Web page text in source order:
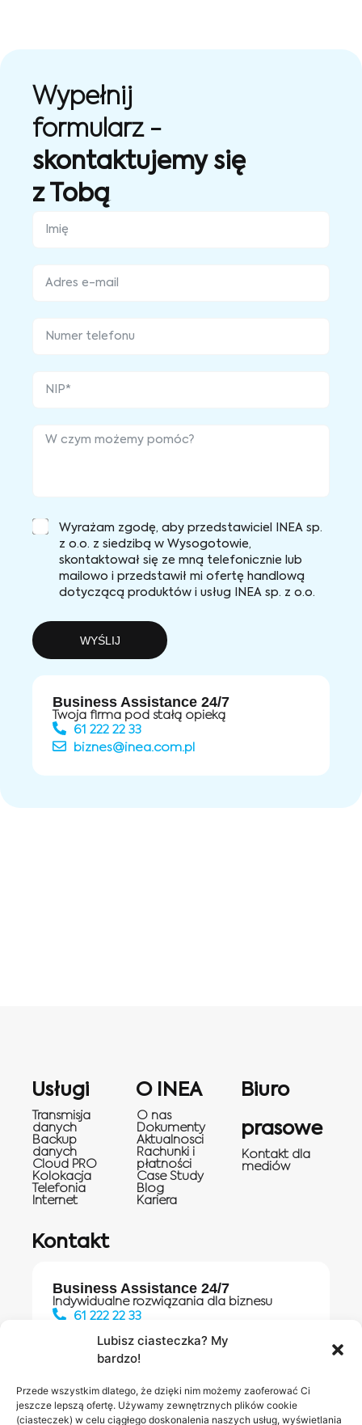
Lubisz ciasteczka? My
bardzo!
Przede wszystkim dlatego, że dzięki nim możemy zaoferować Ci
jeszcze lepszą ofertę. Używamy zewnętrznych plików cookie
(ciasteczek) w celu ciągłego doskonalenia naszych usług, wyświetlania
Wypełnij
formularz -
skontaktujemy się
z Tobą
Wyrażam zgodę, aby przedstawiciel INEA sp.
z o.o. z siedzibą w Wysogotowie,
skontaktował się ze mną telefonicznie lub
mailowo i przedstawił mi ofertę handlową
dotyczącą produktów i usług INEA sp. z o.o.
WYŚLIJ
Business Assistance 24/7
Twoja firma pod stałą opieką
61 222 22 33
biznes@inea.com.pl
Usługi
Transmisja
danych
Backup
danych
Cloud PRO
Kolokacja
Telefonia
Internet
O INEA
O nas
Dokumenty
Aktualnosci
Rachunki i
płatności
Case Study
Blog
Kariera
Biuro
prasowe
Kontakt dla
mediów
Kontakt
Business Assistance 24/7
Indywidualne rozwiązania dla biznesu
61 222 22 33